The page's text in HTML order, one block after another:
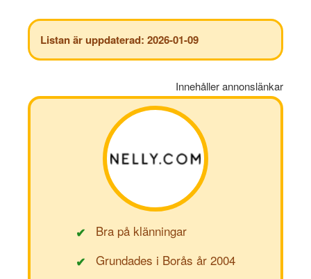
Listan är uppdaterad: 2026-01-09
Innehåller annonslänkar
✔ Bra på klänningar
✔ Grundades i Borås år 2004